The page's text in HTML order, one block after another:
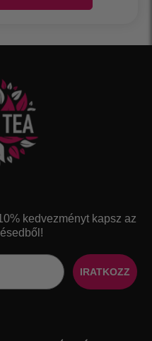
kedvezményt kapsz az
IRATKOZZ